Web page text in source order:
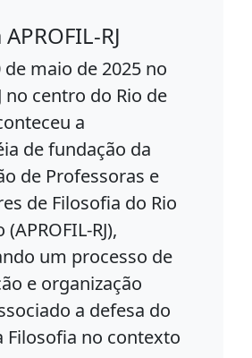
RJ
de maio de 2025 no
no centro do Rio de
a
de fundação da
de Professoras e
de Filosofia do Rio
RJ),
um processo de
e organização
a defesa do
Filosofia no contexto